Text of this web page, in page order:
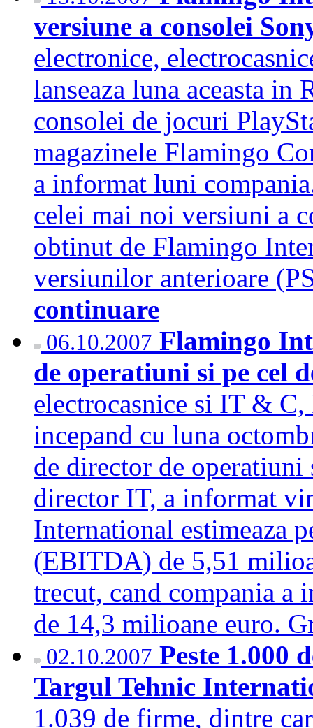
versiune a consolei
electronice,
lanseaza luna aceasta in
consolei de jocuri
magazinele Flamingo
a informat luni
celei mai noi versiuni a
obtinut de Flamingo
versiunilor anterioare
continuare
06.10.2007 Flamingo
de operatiuni si pe cel
electrocasnice si IT &
incepand cu luna
de director de
director IT, a informat
International estimeaza
(EBITDA) de 5,51
trecut, cand compania a
de 14,3 milioane euro.
02.10.2007 Peste 1.000
Targul Tehnic
1.039 de firme, dintre